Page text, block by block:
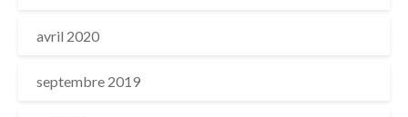
avril 2020
septembre 2019